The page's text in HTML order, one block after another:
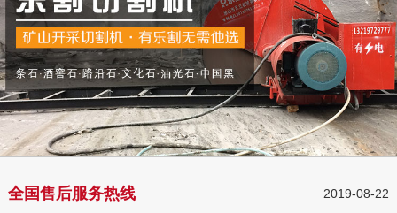
2019-08-22
全国售后服务热线